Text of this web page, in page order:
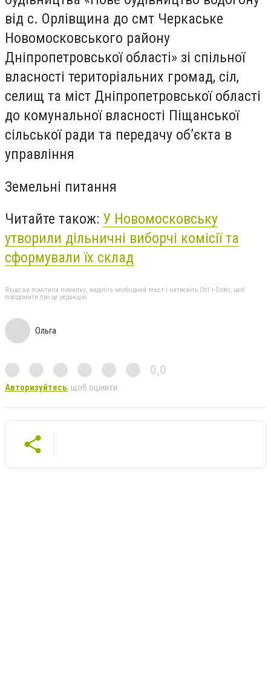
від с. Орлівщина до смт Черкаське
Новомосковського району
Дніпропетровської області» зі спільної
власності територіальних громад, сіл,
селищ та міст Дніпропетровської області
до комунальної власності Піщанської
сільської ради та передачу об’єкта в
управління
Земельні питання
Читайте також: У Новомосковську
утворили дільничні виборчі комісії та
сформували їх склад
Якщо ви помітили помилку, виділіть необхідний текст і натисніть Ctrl + Enter, щоб
повідомити про це редакцію
Ольга
0,0
Авторизуйтесь, щоб оцінити